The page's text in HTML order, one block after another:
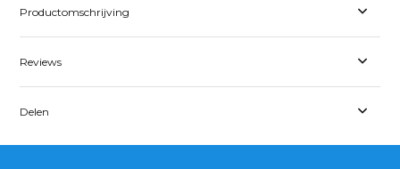
Productomschrijving
Reviews
Delen